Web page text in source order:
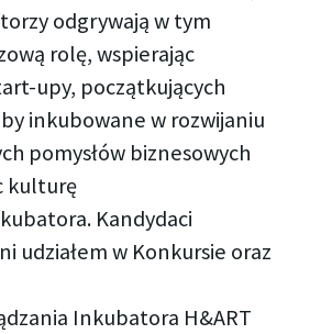
odgrywają w tym
rolę, wspierając
upy, początkujących
inkubowane w rozwijaniu
pomysłów biznesowych
kulturę
Kandydaci
udziałem w Konkursie oraz
Inkubatora H&ART